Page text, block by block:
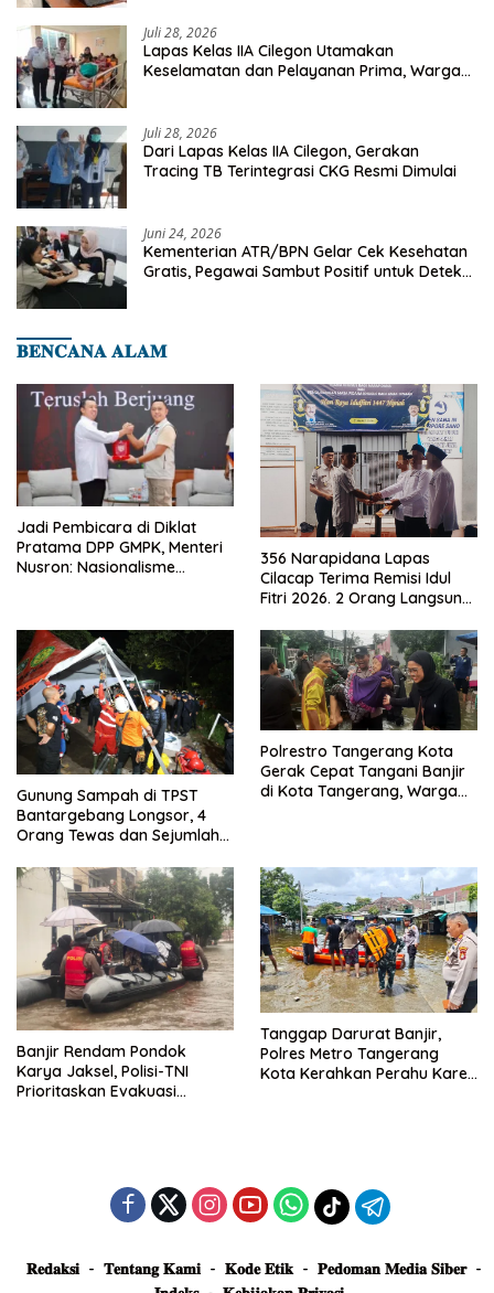
Juli 28, 2026
Lapas Kelas IIA Cilegon Utamakan
Keselamatan dan Pelayanan Prima, Warga
Juli 28, 2026
Dari Lapas Kelas IIA Cilegon, Gerakan
Tracing TB Terintegrasi CKG Resmi Dimulai
Juni 24, 2026
Kementerian ATR/BPN Gelar Cek Kesehatan
Gratis, Pegawai Sambut Positif untuk Deteksi
𝐁𝐄𝐍𝐂𝐀𝐍𝐀 𝐀𝐋𝐀𝐌
Jadi Pembicara di Diklat
Pratama DPP GMPK, Menteri
Nusron: Nasionalisme
356 Narapidana Lapas
Cilacap Terima Remisi Idul
Fitri 2026. 2 Orang Langsung
Gunung Sampah di TPST
Bantargebang Longsor, 4
Orang Tewas dan Sejumlah
Polrestro Tangerang Kota
Gerak Cepat Tangani Banjir
di Kota Tangerang, Warga
Banjir Rendam Pondok
Karya Jaksel, Polisi-TNI
Prioritaskan Evakuasi
Tanggap Darurat Banjir,
Polres Metro Tangerang
Kota Kerahkan Perahu Karet
𝐑𝐞𝐝𝐚𝐤𝐬𝐢 𝐓𝐞𝐧𝐭𝐚𝐧𝐠 𝐊𝐚𝐦𝐢 𝐊𝐨𝐝𝐞 𝐄𝐭𝐢𝐤
𝐏𝐞𝐝𝐨𝐦𝐚𝐧 𝐌𝐞𝐝𝐢𝐚 𝐒𝐢𝐛𝐞𝐫